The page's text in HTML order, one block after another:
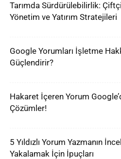
Tarımda Sürdürülebilirlik:
Yönetim ve Yatırım Stratejileri
Google Yorumları İşletme
Güçlendirir?
Hakaret İçeren Yorum
Çözümler!
5 Yıldızlı Yorum Yazmanın
Yakalamak İçin İpuçları